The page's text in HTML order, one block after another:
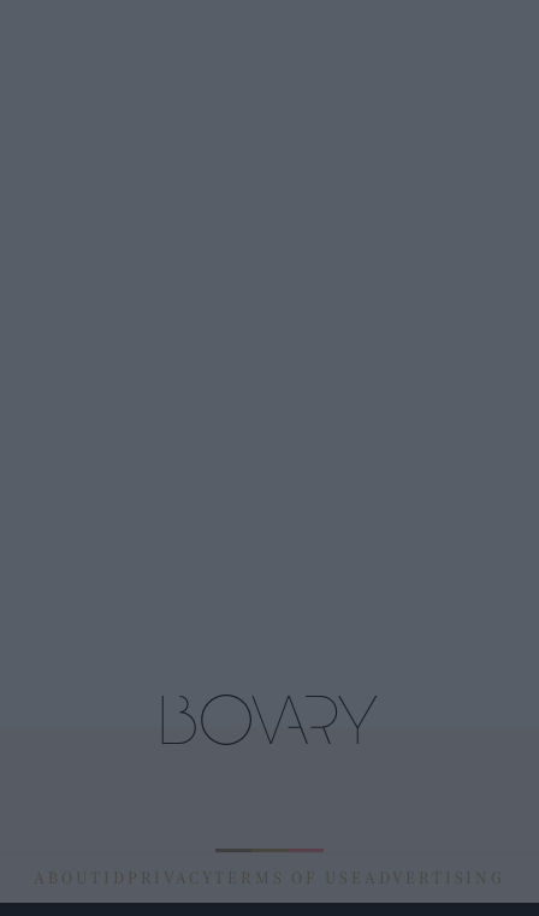
ABOUT ID PRIVACY TERMS OF USE ADVERTISING